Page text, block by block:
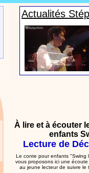
Actualités
À lire et à écouter
enfants
Lecture de
Le conte pour enfants "Swing
vous proposons ici une
au jeune lecteur de suivre le